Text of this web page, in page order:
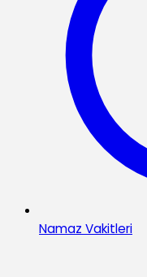
Namaz Vakitleri